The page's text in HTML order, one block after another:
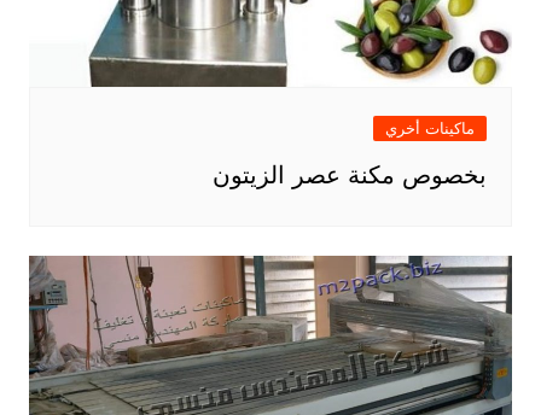
ماكينات أخري
بخصوص مكنة عصر الزيتون